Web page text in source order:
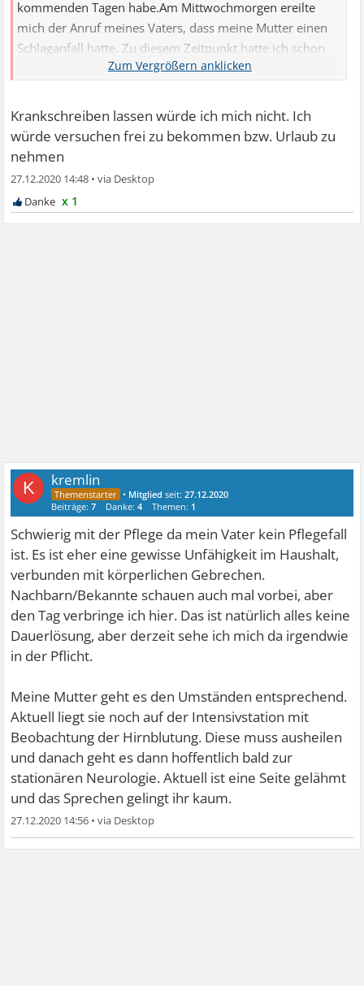
kommenden Tagen habe.Am Mittwochmorgen ereilte
mich der Anruf meines Vaters, dass meine Mutter einen
Schlaganfall hatte. Zu diesem Zeitpunkt hatte ich schon
extremen Stress auf der Arbeit, der mich schon länger
freigenommen. In den vergangenen Tagen war ich von
morgens bis abends immer bei meinem Vater (81). Mein
Vater benötigt meine Unterstützung im Haushalt und ich
Krankschreiben lassen würde ich mich nicht. Ich
würde versuchen frei zu bekommen bzw. Urlaub zu
nehmen
27.12.2020 14:48 •
x 1
K kremlin
• Mitglied seit:27.12.2020
Beiträge:7 Danke:4 Themen: 1
Schwierig mit der Pflege da mein Vater kein Pflegefall
ist. Es ist eher eine gewisse Unfähigkeit im Haushalt,
verbunden mit körperlichen Gebrechen.
Nachbarn/Bekannte schauen auch mal vorbei, aber
den Tag verbringe ich hier. Das ist natürlich alles keine
Dauerlösung, aber derzeit sehe ich mich da irgendwie
in der Pflicht.
Meine Mutter geht es den Umständen entsprechend.
Aktuell liegt sie noch auf der Intensivstation mit
Beobachtung der Hirnblutung. Diese muss ausheilen
und danach geht es dann hoffentlich bald zur
stationären Neurologie. Aktuell ist eine Seite gelähmt
und das Sprechen gelingt ihr kaum.
27.12.2020 14:56 •